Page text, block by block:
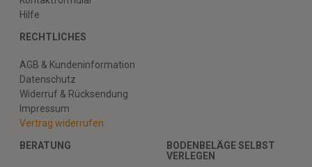
Hilfe
RECHTLICHES
AGB & Kundeninformation
Datenschutz
Widerruf & Rücksendung
Impressum
Vertrag widerrufen
BERATUNG
BODENBELÄGE SELBST
VERLEGEN